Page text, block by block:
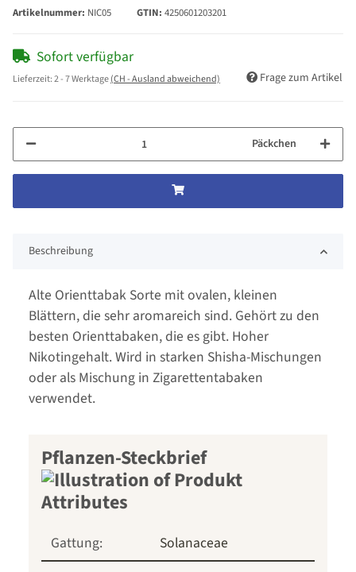
Artikelnummer: NIC05 GTIN: 4250601203201
Sofort verfügbar
Lieferzeit:2 - 7 Werktage(CH - Ausland abweichend) Frage zum Artikel
Päckchen
Beschreibung
Alte Orienttabak Sorte mit ovalen, kleinen
Blättern, die sehr aromareich sind. Gehört zu den
besten Orienttabaken, die es gibt. Hoher
Nikotingehalt. Wird in starken Shisha-Mischungen
oder als Mischung in Zigarettentabaken
verwendet.
Pflanzen-Steckbrief
Gattung: Solanaceae